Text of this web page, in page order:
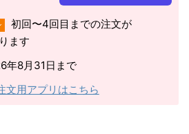
初回〜4回目までの注文が
ます
年8月31日まで
文用アプリはこちら